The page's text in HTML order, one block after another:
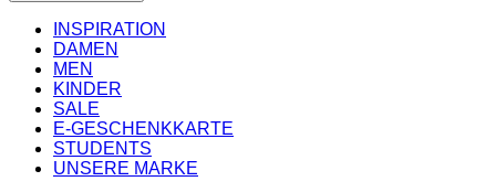
INSPIRATION
DAMEN
MEN
KINDER
SALE
E-GESCHENKKARTE
STUDENTS
UNSERE MARKE